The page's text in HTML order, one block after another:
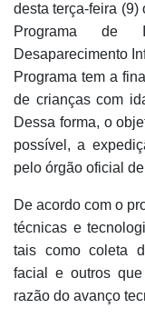
desta terça-feira
Programa de
Desaparecimento
Programa tem a
de crianças com
Dessa forma, o
possível, a
pelo órgão oficial
De acordo com o
técnicas e
tais como coleta
facial e outros
razão do avanço